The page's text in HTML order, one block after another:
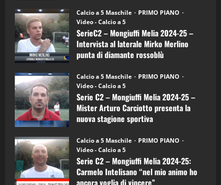
6)
–
Intervista
a
mister
Arturo
Carciotto
(Mongiuffi
Calcio a 5 Maschile
PRIMO PIANO
Video - Calcio a 5
SerieC2 – Mongiuffi Melia 2024-25 –
Intervista al laterale Mirko Merlino
punta di diamante rossoblù
Calcio a 5 Maschile
PRIMO PIANO
Video - Calcio a 5
Serie C2 – Mongiuffi Melia 2024-25 –
Mister Arturo Carciotto presenta la
nuova stagione sportiva
Calcio a 5 Maschile
PRIMO PIANO
Video - Calcio a 5
Serie C2 – Mongiuffi Melia 2024-25:
Carmelo Intelisano “nel mio animo ho
ancora voglia di vincere”
4
“SportEmpire” in Podcast: 27^ Puntata
(Martedi 14 Aprile 2026)
15/04/2026
5
“SportEmpire” in Podcast: 26^ Puntata
(Martedi 07 Aprile 2026)
08/04/2026
1
“SportEmpire” in Podcast: 30^ Puntata
(Martedi 05 Maggio 2026)
08/05/2026